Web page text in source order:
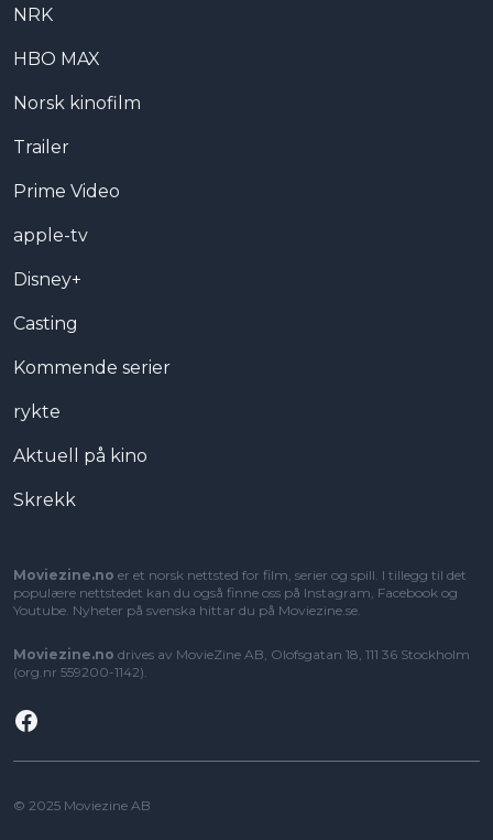
NRK
HBO MAX
Norsk kinofilm
Trailer
Prime Video
apple-tv
Disney+
Casting
Kommende serier
rykte
Aktuell på kino
Skrekk
Moviezine.no er et norsk nettsted for film, serier og spill. I tillegg til det
populære nettstedet kan du også finne oss på Instagram, Facebook og
Youtube. Nyheter på svenska hittar du på Moviezine.se
Moviezine.no drives av MovieZine AB, Olofsgatan 18, 111 36 Stockholm
(org.nr 559200-1142).
Facebook
© 2025 Moviezine AB